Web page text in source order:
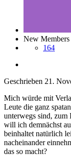
New Members
164
Geschrieben 21.
Mich würde mit
Leute die ganz
unterwegs sind, zum
will ich demnächst
beinhaltet natürlich
nacheinander
das so macht?